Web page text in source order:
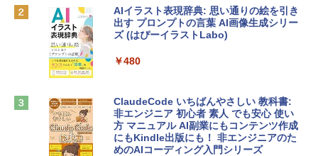
￥162,598
tomtoc 360°保護 15.6 16インチ パソコ
￥2,952
Apple 2026 MacBook Air M5チップ搭載
Robloxギフトカード - 1000 Robux 【限
定バーチャルアイテムを含む】 【オンラ
ラインコード版
Microsoft Office Home & Business 202
4(最新 永続版)|オンラインコード版|Wind
ows11、10/mac対応|PC2台
AIイラスト表現辞典: 思い通りの絵を引き
出す プロンプトの言葉 AI画像生成シリー
ズ (はぴーイラストLabo)
￥480
ClaudeCode いちばんやさしい 教科書:
非エンジニア 初心者 素人 でも安心 使い
方 マニュアル AI副業にもコンテンツ作成
にもKindle出版にも！ 非エンジニアのた
めのAIコーディング入門シリーズ